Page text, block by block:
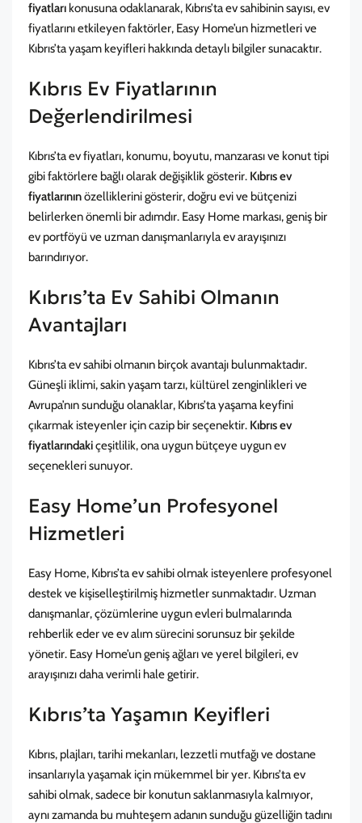
fiyatları konusuna odaklanarak, Kıbrıs’ta ev sahibinin sayısı,ev
fiyatlarınıetkileyen faktörler, Easy Home’un hizmetleri ve
Kıbrıs’ta yaşam keyifleri hakkında detaylı bilgiler sunacaktır.
Kıbrıs Ev Fiyatlarının
Değerlendirilmesi
Kıbrıs’ta ev fiyatları, konumu, boyutu, manzarası ve konut tipi
gibi faktörlere bağlı olarak değişiklik gösterir. Kıbrıs ev
fiyatlarınınözelliklerini gösterir, doğru evi ve bütçenizi
belirlerken önemli bir adımdır. Easy Home markası, geniş bir
ev portföyü ve uzman danışmanlarıyla ev arayışınızı
barındırıyor.
Kıbrıs’ta Ev Sahibi Olmanın
Avantajları
Kıbrıs’ta ev sahibi olmanın birçok avantajı bulunmaktadır.
Güneşli iklimi, sakin yaşam tarzı, kültürel zenginlikleri ve
Avrupa’nın sunduğu olanaklar, Kıbrıs’ta yaşama keyfini
çıkarmak isteyenler için cazip bir seçenektir. Kıbrıs ev
fiyatlarındakiçeşitlilik, ona uygun bütçeye uygun ev
seçenekleri sunuyor.
Easy Home’un Profesyonel
Hizmetleri
Easy Home, Kıbrıs’ta ev sahibi olmak isteyenlere profesyonel
destek ve kişiselleştirilmiş hizmetler sunmaktadır. Uzman
danışmanlar, çözümlerine uygun evleri bulmalarında
rehberlik eder ve ev alım sürecini sorunsuz bir şekilde
yönetir. Easy Home’un geniş ağları ve yerel bilgileri, ev
arayışınızı daha verimli hale getirir.
Kıbrıs’ta Yaşamın Keyifleri
Kıbrıs, plajları, tarihi mekanları, lezzetli mutfağı ve dostane
insanlarıyla yaşamak için mükemmel bir yer. Kıbrıs’ta ev
sahibi olmak, sadece bir konutun saklanmasıyla kalmıyor,
aynı zamanda bu muhteşem adanın sunduğu güzelliğin tadını